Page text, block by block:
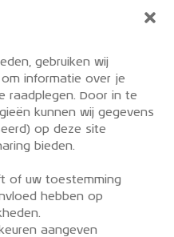
gebruiken wij
informatie over je
raadplegen. Door in te
kunnen wij gegevens
op deze site
bieden.
of uw toestemming
hebben op
aangeven
AEROCLUB
Basis lid, simulator
ers zijn welkom!